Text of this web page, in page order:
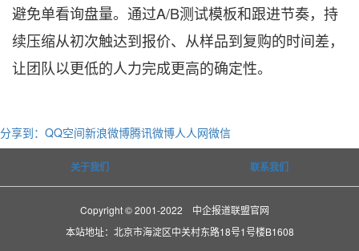
避免单看询盘量。通过A/B测试模板和跟进节奏，持
续压缩从初次触达到报价、从样品到复购的时间差，
让团队以更低的人力完成更高的确定性。
分享到： QQ空间新浪微博腾讯微博人人网微信
关于我们 联系我们
Copyright © 2001-2022 中企报道联盟官网
本站地址：北京市海淀区中关村东路18号1号楼B1608